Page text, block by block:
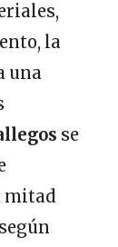
la
una
se
mitad